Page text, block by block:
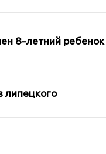
8-летний ребенок
липецкого